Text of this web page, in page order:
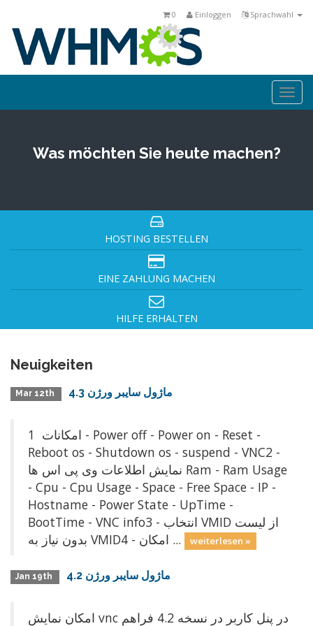
Sprachwahl
Einloggen
0
Was möchten Sie heute machen?
HOSTING BESTELLEN
EINE ZAHLUNG MACHEN
HILFE ERHALTEN
Neuigkeiten
Mar 12th ماژول سايبر ورژن 4.3
امکانات 1 - Power off - Power on - Reset -
Reboot os - Shutdown os - suspend - VNC2 -
نمایش اطلاعات وی پی اس ها Ram - Ram Usage
- Cpu - Cpu Usage - Space - Free Space - IP -
Hostname - Power State - UpTime -
BootTime - VNC info3 - انتخاب VMID از لیست
بدون نياز به VMID4 - امکان ...
weiterlesen »
Jan 19th ماژول سايبر ورژن 4.2
امكان نمايش vnc در پنل كاربر در نسخه 4.2 فراهم